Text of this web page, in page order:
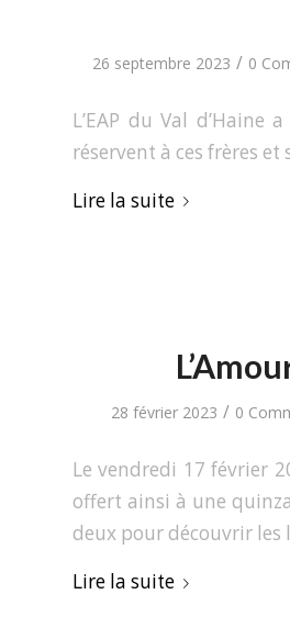
26 septembre 2023 / 0
L’EAP du Val d’Haine
réservent à ces frères
Lire la suite
28 février 2023 / 0
Le vendredi 17 février
offert ainsi à une
deux pour découvrir les
Lire la suite